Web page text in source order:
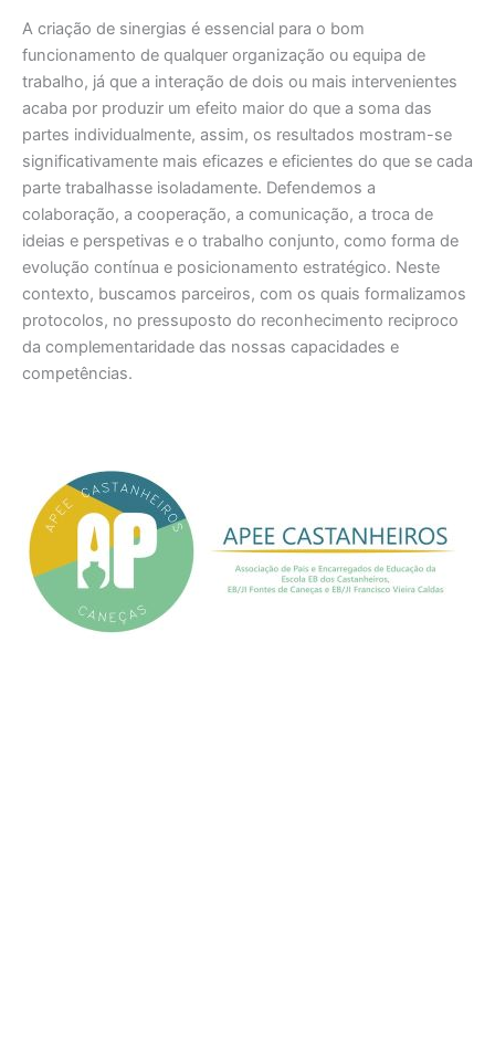
A criação de sinergias é essencial para o bom
funcionamento de qualquer organização ou equipa de
trabalho, já que a interação de dois ou mais intervenientes
acaba por produzir um efeito maior do que a soma das
partes individualmente, assim, os resultados mostram-se
significativamente mais eficazes e eficientes do que se cada
parte trabalhasse isoladamente. Defendemos a
colaboração, a cooperação, a comunicação, a troca de
ideias e perspetivas e o trabalho conjunto, como forma de
evolução contínua e posicionamento estratégico. Neste
contexto, buscamos parceiros, com os quais formalizamos
protocolos, no pressuposto do reconhecimento reciproco
da complementaridade das nossas capacidades e
competências.